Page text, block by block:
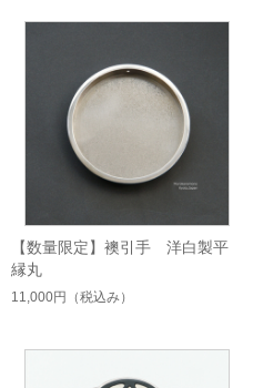
【数量限定】襖引手 洋白製平
縁丸
11,000円 （税込み）